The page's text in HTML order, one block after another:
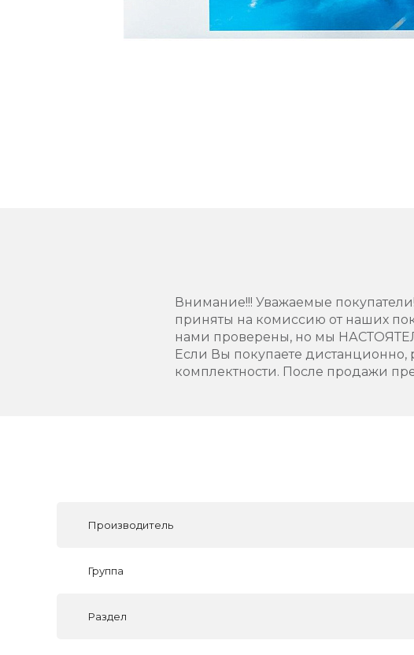
Внимание!!! Уважаемые
приняты на комиссию от наших
нами проверены, но мы
Если Вы покупаете
комплектности. После продажи
Производитель
Группа
Раздел